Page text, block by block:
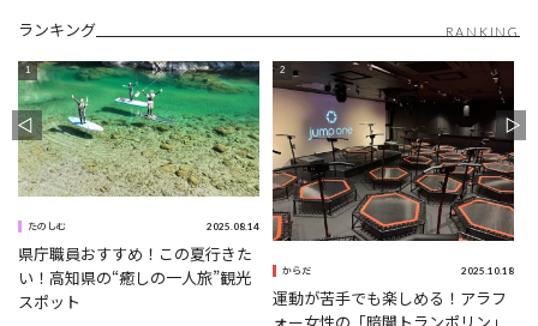
ランキング RANKING
たのしむ 2025.08.14
県庁職員おすすめ！この夏行きた
い！高知県の“癒しの一人旅”観光
スポット
からだ 2025.10.18
運動が苦手でも楽しめる！アラフ